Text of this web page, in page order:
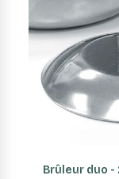
Brûleur duo -